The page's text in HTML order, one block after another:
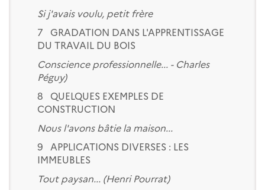
Si j'avais voulu, petit frère
7 GRADATION DANS L'APPRENTISSAGE
DU TRAVAIL DU BOIS
Conscience professionnelle... - Charles
Péguy)
8 QUELQUES EXEMPLES DE
CONSTRUCTION
Nous l'avons bâtie la maison...
9 APPLICATIONS DIVERSES : LES
IMMEUBLES
Tout paysan... (Henri Pourrat)